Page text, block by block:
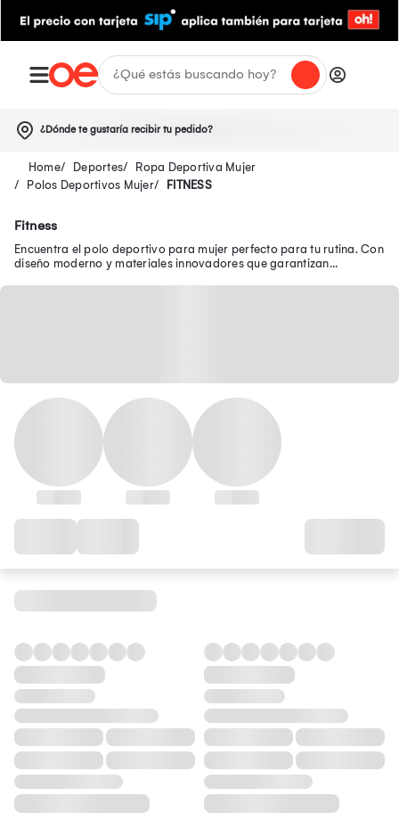
¿Dónde te gustaría recibir tu pedido?
Deportes
Ropa Deportiva Mujer
Polos Deportivos Mujer
FITNESS
Fitness
Encuentra el polo deportivo para mujer perfecto para tu rutina. Con
diseño moderno y materiales innovadores que garantizan